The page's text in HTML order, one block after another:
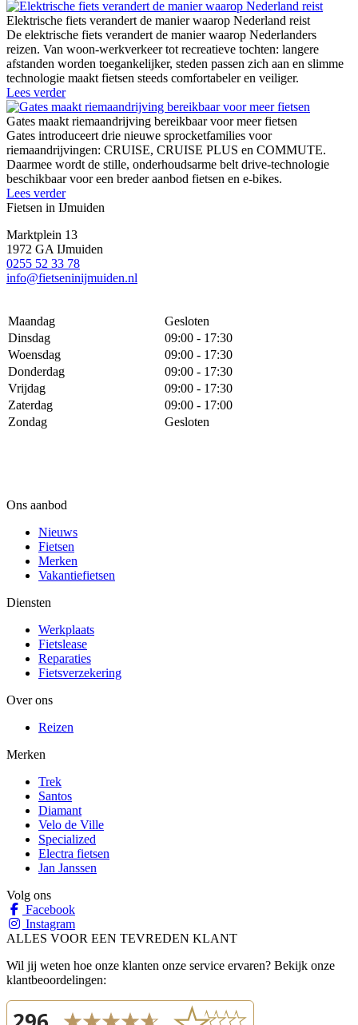
Elektrische fiets verandert de manier waarop Nederland reist
De elektrische fiets verandert de manier waarop Nederlanders
reizen. Van woon-werkverkeer tot recreatieve tochten: langere
afstanden worden toegankelijker, steden passen zich aan en slimme
technologie maakt fietsen steeds comfortabeler en veiliger.
Lees verder
Gates maakt riemaandrijving bereikbaar voor meer fietsen
Gates introduceert drie nieuwe sprocketfamilies voor
riemaandrijvingen: CRUISE, CRUISE PLUS en COMMUTE.
Daarmee wordt de stille, onderhoudsarme belt drive-technologie
beschikbaar voor een breder aanbod fietsen en e-bikes.
Lees verder
Fietsen in IJmuiden
Marktplein 13
1972 GA IJmuiden
0255 52 33 78
info@fietseninijmuiden.nl
Maandag
Gesloten
Dinsdag
09:00 - 17:30
Woensdag
09:00 - 17:30
Donderdag
09:00 - 17:30
Vrijdag
09:00 - 17:30
Zaterdag
09:00 - 17:00
Zondag
Gesloten
Ons aanbod
Nieuws
Fietsen
Merken
Vakantiefietsen
Diensten
Werkplaats
Fietslease
Reparaties
Fietsverzekering
Over ons
Reizen
Merken
Trek
Santos
Diamant
Velo de Ville
Specialized
Electra fietsen
Jan Janssen
Volg ons
Facebook
Instagram
ALLES VOOR EEN TEVREDEN KLANT
Wil jij weten hoe onze klanten onze service ervaren? Bekijk onze
klantbeoordelingen: